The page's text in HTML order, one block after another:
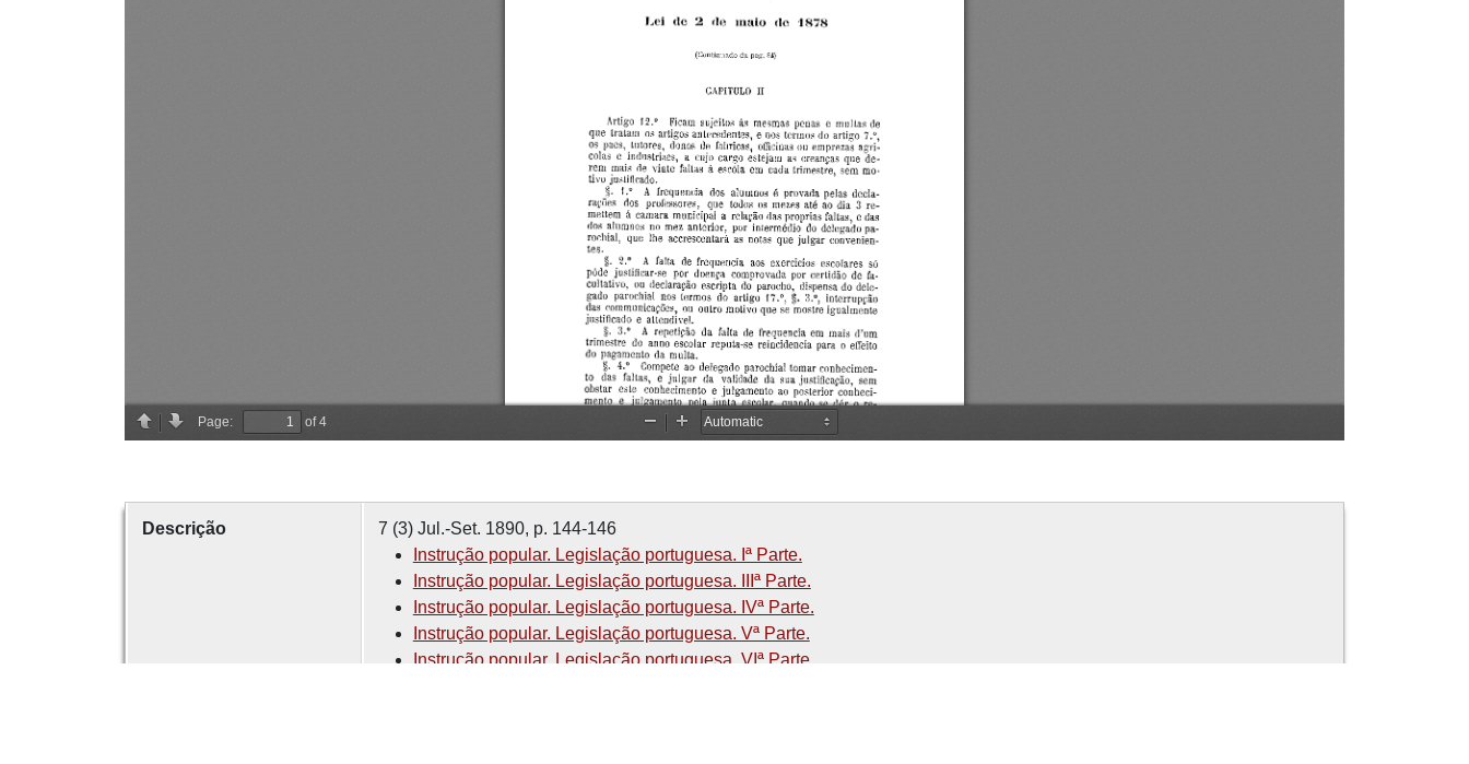
Descrição
7 (3) Jul.-Set. 1890, p. 144-146
Instrução popular. Legislação portuguesa. Iª Parte.
Instrução popular. Legislação portuguesa. IIIª Parte.
Instrução popular. Legislação portuguesa. IVª Parte.
Instrução popular. Legislação portuguesa. Vª Parte.
Instrução popular. Legislação portuguesa. VIª Parte.